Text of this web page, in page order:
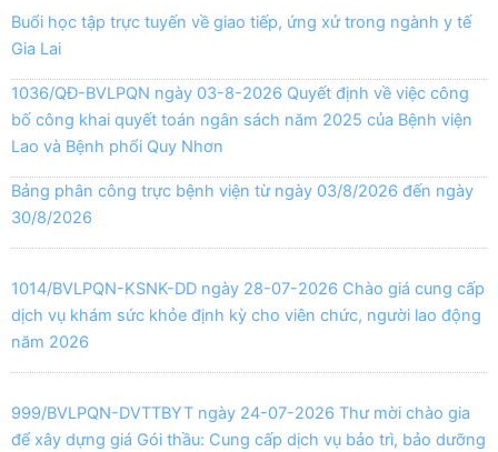
Buổi học tập trực tuyến về giao tiếp, ứng xử trong ngành y tế
Gia Lai
1036/QĐ-BVLPQN ngày 03-8-2026 Quyết định về việc công
bố công khai quyết toán ngân sách năm 2025 của Bệnh viện
Lao và Bệnh phổi Quy Nhơn
Bảng phân công trực bệnh viện từ ngày 03/8/2026 đến ngày
30/8/2026
1014/BVLPQN-KSNK-DD ngày 28-07-2026 Chào giá cung cấp
dịch vụ khám sức khỏe định kỳ cho viên chức, người lao động
năm 2026
999/BVLPQN-DVTTBYT ngày 24-07-2026 Thư mời chào gia
để xây dựng giá Gói thầu: Cung cấp dịch vụ bảo trì, bảo dưỡng